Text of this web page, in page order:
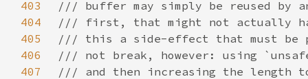
403
404
405
406
407